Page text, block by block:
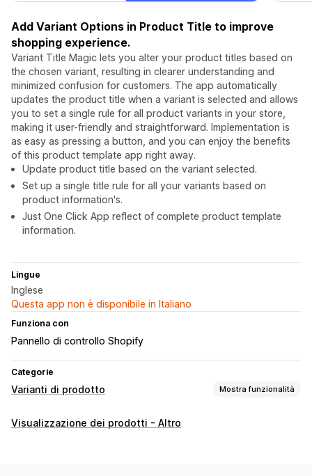
Add Variant Options in Product Title to improve
shopping experience.
Variant Title Magic lets you alter your product titles based on
the chosen variant, resulting in clearer understanding and
minimized confusion for customers. The app automatically
updates the product title when a variant is selected and allows
you to set a single rule for all product variants in your store,
making it user-friendly and straightforward. Implementation is
as easy as pressing a button, and you can enjoy the benefits
of this product template app right away.
Update product title based on the variant selected.
Set up a single title rule for all your variants based on
product information's.
Just One Click App reflect of complete product template
information.
Lingue
Inglese
Questa app non è disponibile in Italiano
Funziona con
Pannello di controllo Shopify
Categorie
Varianti di prodotto Mostra funzionalità
Personalizzazione
Visualizzazione dei prodotti - Altro